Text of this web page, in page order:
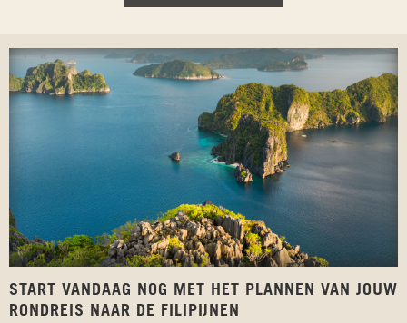
START VANDAAG NOG MET HET PLANNEN VAN JOUW
RONDREIS NAAR DE FILIPIJNEN